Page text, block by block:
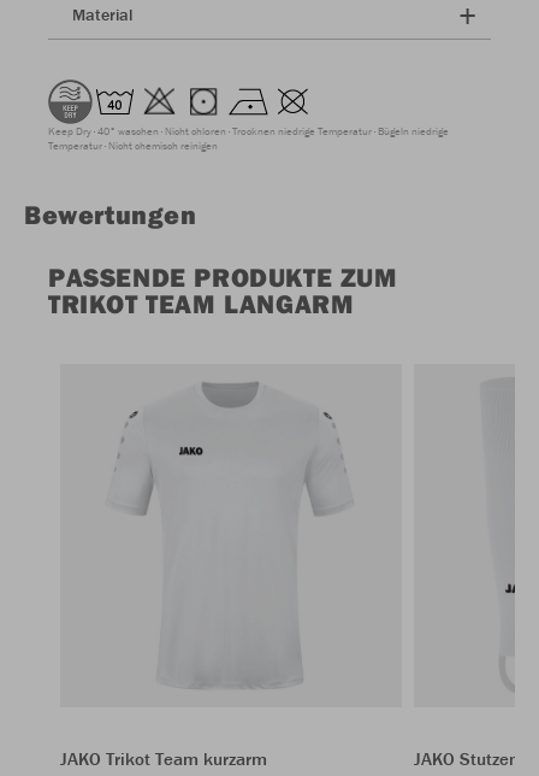
Material
Keep Dry 40° waschen Nicht chloren Trocknen niedrige Temperatur Bügeln niedrige
Temperatur Nicht chemisch reinigen
Bewertungen
PASSENDE PRODUKTE ZUM
TRIKOT TEAM LANGARM
JAKO Trikot Team kurzarm JAKO Stutzen